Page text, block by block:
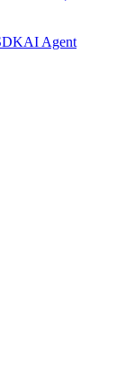
AI Agent